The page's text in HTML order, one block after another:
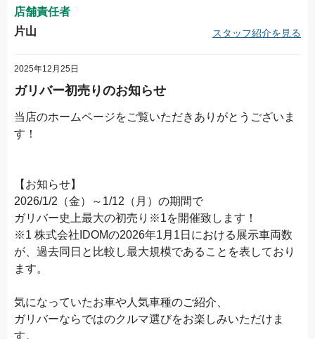
店舗責任者
片山
スタッフ紹介を見る
2025年12月25日
ガリバー初売りのお知らせ
当店のホームページをご覧いただきありがとうございま
す！
【お知らせ】
2026/1/2（金）～1/12（月）の期間で
ガリバー史上最大の初売り※1を開催致します！
※1 株式会社IDOMの2026年1月1日における展示車両数
が、過去同日と比較し最大規模であることを表しており
ます。
気になっていたお車や人気車種のご紹介、
ガリバーならではのクルマ選びをお楽しみいただけま
す。